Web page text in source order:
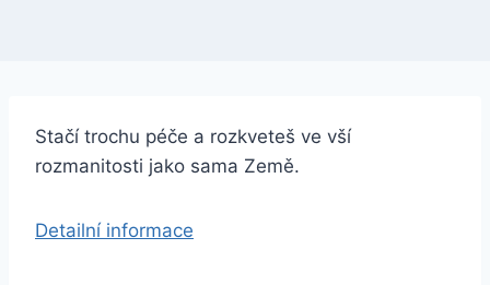
Stačí trochu péče a rozkveteš ve vší
rozmanitosti jako sama Země.
Detailní informace